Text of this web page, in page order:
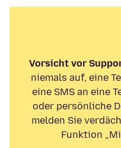
Vorsicht vor
niemals auf, eine
eine SMS an eine
oder persönliche
melden Sie
Funktion